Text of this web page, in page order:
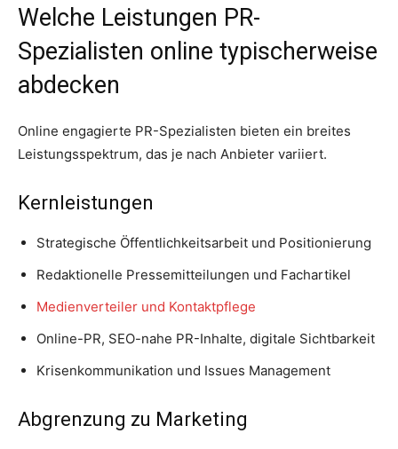
Welche Leistungen PR-
Spezialisten online typischerweise
abdecken
Online engagierte PR-Spezialisten bieten ein breites
Leistungsspektrum, das je nach Anbieter variiert.
Kernleistungen
Strategische Öffentlichkeitsarbeit und Positionierung
Redaktionelle Pressemitteilungen und Fachartikel
Medienverteiler und Kontaktpflege
Online-PR, SEO-nahe PR-Inhalte, digitale Sichtbarkeit
Krisenkommunikation und Issues Management
Abgrenzung zu Marketing